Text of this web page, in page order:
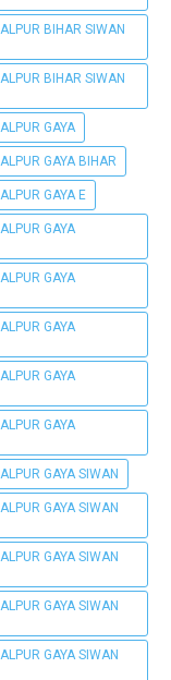
BIHAR SIWAN
BIHAR SIWAN
GAYA
GAYA BIHAR
GAYA E
GAYA
GAYA
GAYA
GAYA
GAYA
GAYA SIWAN
GAYA SIWAN
GAYA SIWAN
GAYA SIWAN
GAYA SIWAN